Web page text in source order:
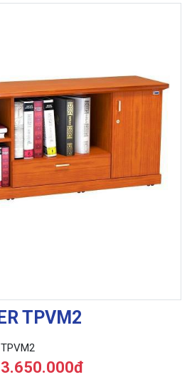
TPVM2
3.650.000đ